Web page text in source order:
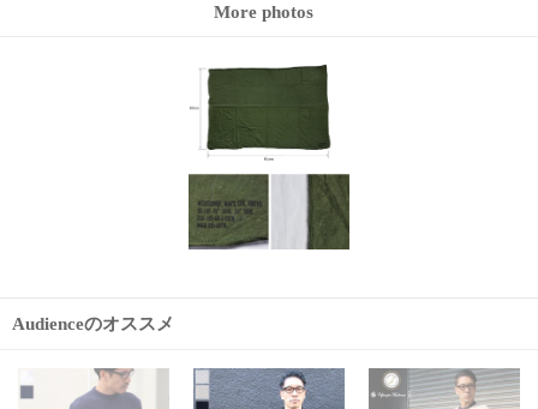
More photos
Audienceのオススメ